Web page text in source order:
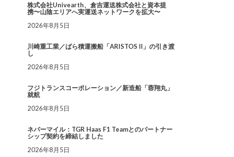
株式会社Univearth、倉吉運送株式会社と資本提
携〜山陰エリアへ実運送ネットワークを拡大〜
2026年8月5日
川崎重工業／ばら積運搬船「ARISTOS II」の引き渡
し
2026年8月5日
フジトランスコーポレーション／新造船「蓉翔丸」
就航
2026年8月5日
ネバーマイル：TGR Haas F1 Teamとのパートナー
シップ契約を締結しました
2026年8月5日